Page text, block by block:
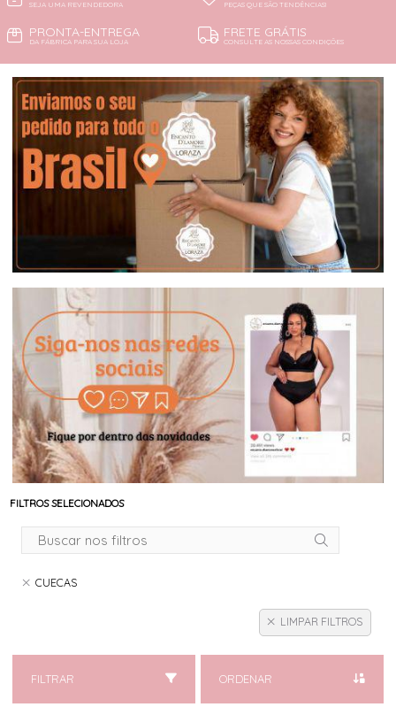
SEJA UMA REVENDEDORA PEÇAS QUE SÃO TENDÊNCIAS!
PRONTA-ENTREGA
DA FÁBRICA PARA SUA LOJA
FRETE GRÁTIS
CONSULTE AS NOSSAS CONDIÇÕES
FILTROS SELECIONADOS
CUECAS
LIMPAR FILTROS
FILTRAR ORDENAR